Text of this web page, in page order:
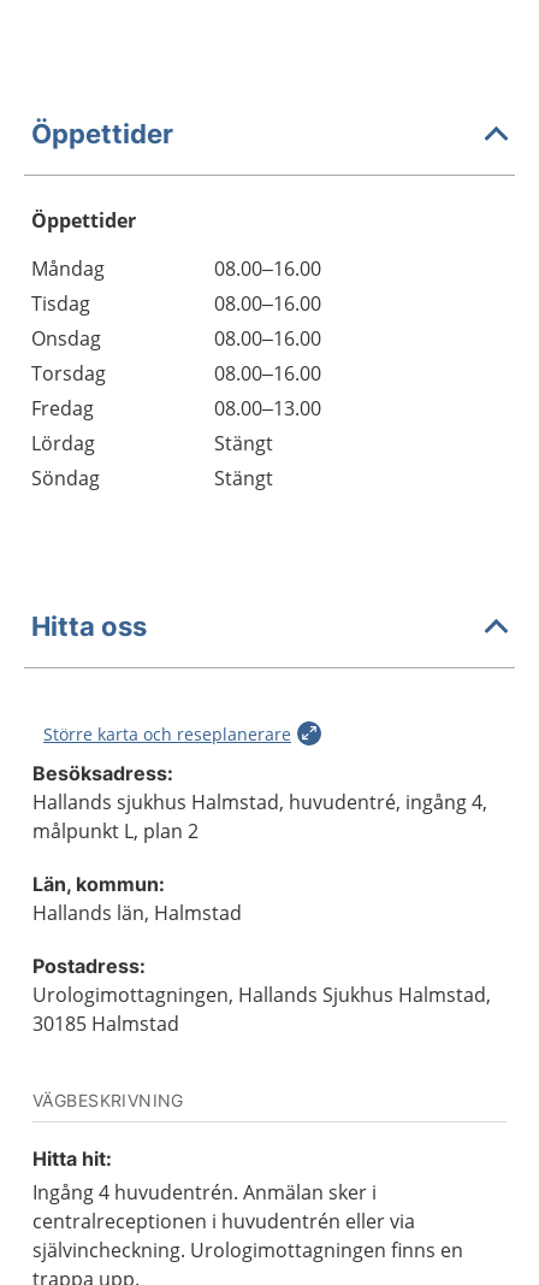
Öppettider
Öppettider
Dag
Öppettider
Kommentarer
Måndag
08.00–16.00
Tisdag
08.00–16.00
Onsdag
08.00–16.00
Torsdag
08.00–16.00
Fredag
08.00–13.00
Lördag
Stängt
Söndag
Stängt
Hitta oss
Större karta och reseplanerare
Besöksadress:
Hallands sjukhus Halmstad, huvudentré, ingång 4,
målpunkt L, plan 2
Län, kommun:
Hallands län, Halmstad
Postadress:
Urologimottagningen, Hallands Sjukhus Halmstad,
30185 Halmstad
VÄGBESKRIVNING
Hitta hit:
Ingång 4 huvudentrén. Anmälan sker i
centralreceptionen i huvudentrén eller via
självincheckning. Urologimottagningen finns en
trappa upp.